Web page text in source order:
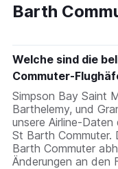
Barth
Welche sind die
Commuter-
Simpson Bay Saint
Barthelemy, und
unsere Airline-
St Barth Commuter.
Barth Commuter
Änderungen an den